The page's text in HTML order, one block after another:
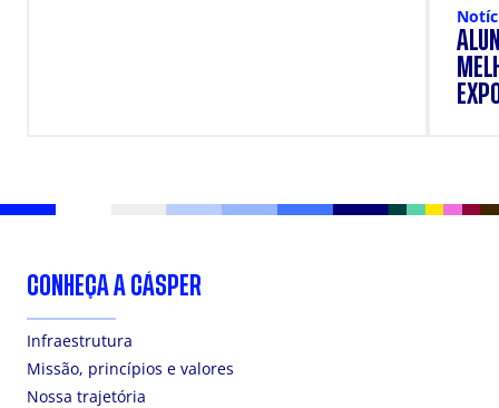
CONHEÇA A CÁSPER
Infraestrutura
Missão, princípios e valores
Nossa trajetória